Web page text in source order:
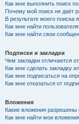
Как мне выполнить поиск
Почему мой поиск не даёт
В результате моего поиска
Как мне найти
Как мне найти свои
Подписки и закладки
Чем закладки отличаются
Как мне сделать закладку
Как мне подписаться на
Как мне отказаться от
Вложения
Какие вложения разрешены
Как мне найти мои